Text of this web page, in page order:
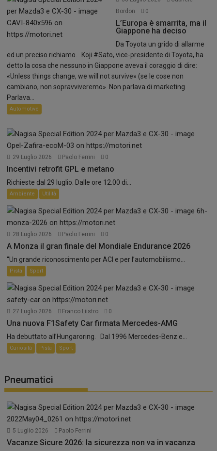
Bordon
0
L’Europa è smarrita, ma il
Giappone ha deciso
Da Toyota un grido di allarme
ed un preciso richiamo. Koji #Sato, vice-presidente di Toyota, ha
detto la cosa che nessuno in Giappone aveva il coraggio di dire:
«Unless things change, we will not survive» (se le cose non
cambiano, non sopravviveremo». Non parlava di marketing.
Parlava...
Automotive
29 Luglio 2026 Paolo Ferrini 0
Incentivi retrofit GPL e metano
Richieste dal 29 luglio. Dalle ore 12.00 di...
Ambiente Utilità
28 Luglio 2026 Paolo Ferrini 0
A Monza il gran finale del Mondiale Endurance 2026
“Un grande riconoscimento per ACI e per l’automobilismo...
Pista Sport
27 Luglio 2026 Franco Liistro 0
Una nuova F1Safety Car firmata Mercedes-AMG
Ha debuttato all’Hungaroring. Dal 1996 Mercedes-Benz e...
Curiosità Pista Sport
Pneumatici
5 Luglio 2026 Paolo Ferrini
Vacanze Sicure 2026: la sicurezza non va in vacanza